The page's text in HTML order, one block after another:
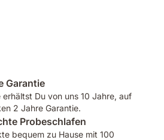
Garantie
Du von uns 10 Jahre, auf
2 Jahre Garantie.
Probeschlafen
bequem zu Hause mit 100